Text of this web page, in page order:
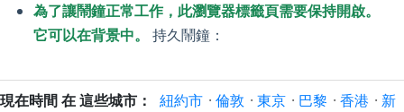
為了讓鬧鐘正常工作，此瀏覽器標籤頁需要保持開啟。
它可以在背景中。
持久鬧鐘：
現在時間 在 這些城市： 紐約市 · 倫敦 · 東京 · 巴黎 · 香港 · 新